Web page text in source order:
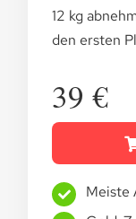
12 kg
den ersten
39 €
Meiste